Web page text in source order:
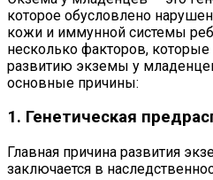
которое обусловлено
кожи и иммунной системы
несколько факторов, которые
развитию экземы у
основные причины:
1. Генетическая
Главная причина развития
заключается в